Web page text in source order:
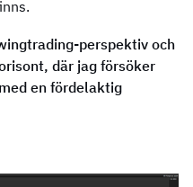
perspektiv och
där jag försöker
en fördelaktig